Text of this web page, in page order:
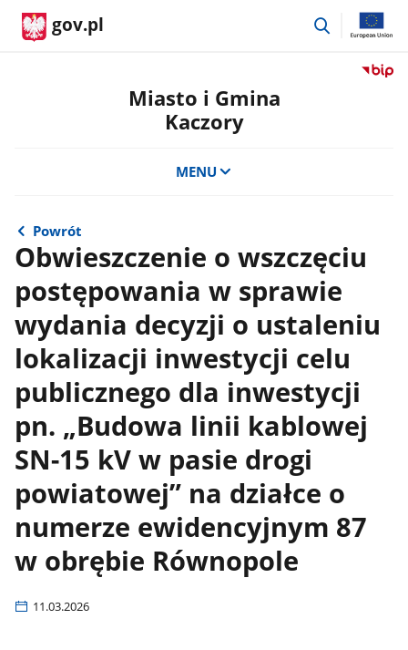
gov.pl
przejdź
Przejdź
Miasto i Gmina
Kaczory
MENU
Powrót
Obwieszczenie o wszczęciu
postępowania w sprawie
wydania decyzji o ustaleniu
lokalizacji inwestycji celu
publicznego dla inwestycji
pn. „Budowa linii kablowej
SN-15 kV w pasie drogi
powiatowej” na działce o
numerze ewidencyjnym 87
w obrębie Równopole
11.03.2026